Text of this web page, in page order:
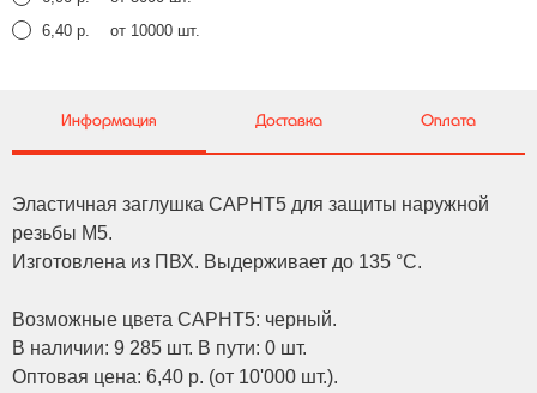
6,40 р.
от 10000 шт.
Информация Доставка Оплата
Эластичная заглушка CAPHT5 для защиты наружной
резьбы M5.
Изготовлена из ПВХ. Выдерживает до 135 °C.
Возможные цвета CAPHT5: черный.
В наличии: 9 285 шт. В пути: 0 шт.
Оптовая цена: 6,40 р. (от 10'000 шт.).